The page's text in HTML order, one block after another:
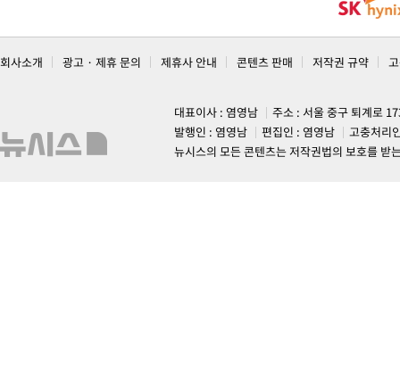
회사소개 광고 · 제휴 문의 제휴사 안내 콘텐츠 판매 저작권 규약
대표이사 : 염영남
주소 : 서울 중구 퇴계로
발행인 : 염영남
편집인 : 염영남
고충처리
뉴시스의 모든 콘텐츠는 저작권법의 보호를